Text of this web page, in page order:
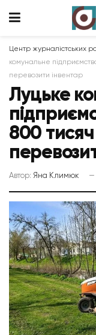
Центр журналістських
комунальне
перевозити інвентар
Луцьке
800
Автор: Яна Климюк